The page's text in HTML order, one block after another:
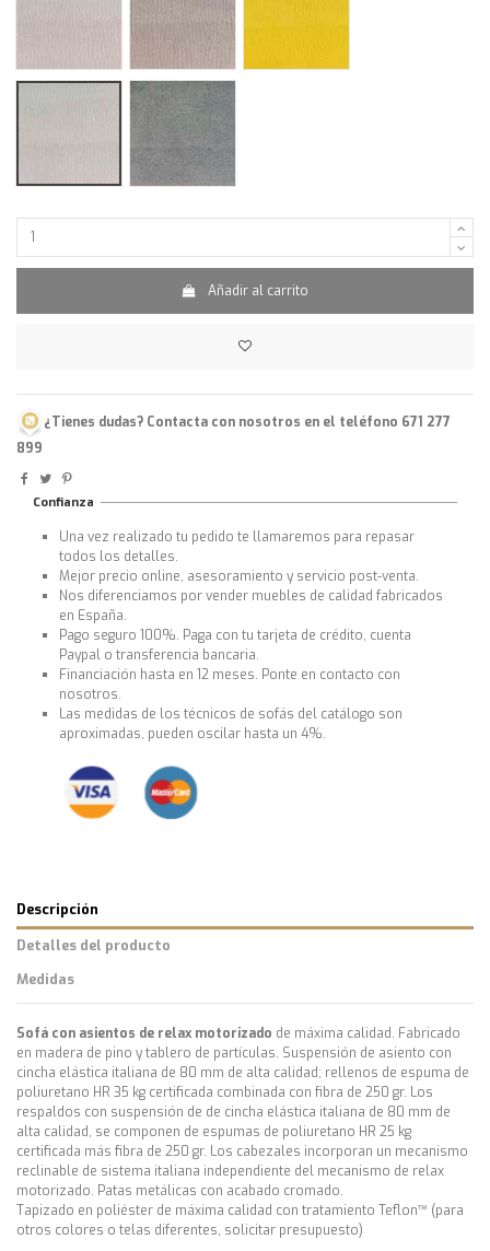
Antepelle plata Antepelle grigio
Añadir al carrito
¿Tienes dudas? Contacta con nosotros en el teléfono 671 277
899
Confianza
Una vez realizado tu pedido te llamaremos para repasar
todos los detalles.
Mejor precio online, asesoramiento y servicio post-venta.
Nos diferenciamos por vender muebles de calidad fabricados
en España.
Pago seguro 100%. Paga con tu tarjeta de crédito, cuenta
Paypal o transferencia bancaria.
Financiación hasta en 12 meses. Ponte en contacto con
nosotros.
Las medidas de los técnicos de sofás del catálogo son
aproximadas, pueden oscilar hasta un 4%.
Descripción
Detalles del producto
Medidas
Sofá con asientos de relax motorizado de máxima calidad. Fabricado
en madera de pino y tablero de partículas. Suspensión de asiento con
cincha elástica italiana de 80 mm de alta calidad; rellenos de espuma de
poliuretano HR 35 kg certificada combinada con fibra de 250 gr. Los
respaldos con suspensión de de cincha elástica italiana de 80 mm de
alta calidad, se componen de espumas de poliuretano HR 25 kg
certificada más fibra de 250 gr. Los cabezales incorporan un mecanismo
reclinable de sistema italiana independiente del mecanismo de relax
motorizado. Patas metálicas con acabado cromado.
Tapizado en poliéster de máxima calidad con tratamiento Teflon™ (para
otros colores o telas diferentes, solicitar presupuesto)